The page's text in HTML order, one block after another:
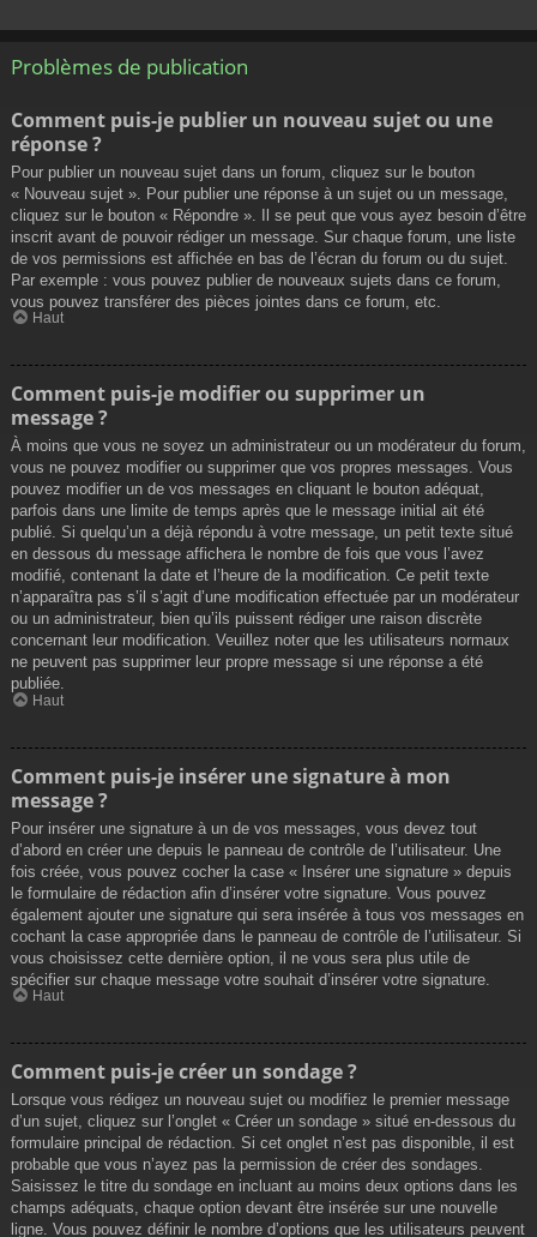
Problèmes de publication
Comment puis-je publier un nouveau sujet ou une
réponse ?
Pour publier un nouveau sujet dans un forum, cliquez sur le bouton
« Nouveau sujet ». Pour publier une réponse à un sujet ou un message,
cliquez sur le bouton « Répondre ». Il se peut que vous ayez besoin d’être
inscrit avant de pouvoir rédiger un message. Sur chaque forum, une liste
de vos permissions est affichée en bas de l’écran du forum ou du sujet.
Par exemple : vous pouvez publier de nouveaux sujets dans ce forum,
vous pouvez transférer des pièces jointes dans ce forum, etc.
Haut
Comment puis-je modifier ou supprimer un
message ?
À moins que vous ne soyez un administrateur ou un modérateur du forum,
vous ne pouvez modifier ou supprimer que vos propres messages. Vous
pouvez modifier un de vos messages en cliquant le bouton adéquat,
parfois dans une limite de temps après que le message initial ait été
publié. Si quelqu’un a déjà répondu à votre message, un petit texte situé
en dessous du message affichera le nombre de fois que vous l’avez
modifié, contenant la date et l’heure de la modification. Ce petit texte
n’apparaîtra pas s’il s’agit d’une modification effectuée par un modérateur
ou un administrateur, bien qu’ils puissent rédiger une raison discrète
concernant leur modification. Veuillez noter que les utilisateurs normaux
ne peuvent pas supprimer leur propre message si une réponse a été
publiée.
Haut
Comment puis-je insérer une signature à mon
message ?
Pour insérer une signature à un de vos messages, vous devez tout
d’abord en créer une depuis le panneau de contrôle de l’utilisateur. Une
fois créée, vous pouvez cocher la case « Insérer une signature » depuis
le formulaire de rédaction afin d’insérer votre signature. Vous pouvez
également ajouter une signature qui sera insérée à tous vos messages en
cochant la case appropriée dans le panneau de contrôle de l’utilisateur. Si
vous choisissez cette dernière option, il ne vous sera plus utile de
spécifier sur chaque message votre souhait d’insérer votre signature.
Haut
Comment puis-je créer un sondage ?
Lorsque vous rédigez un nouveau sujet ou modifiez le premier message
d’un sujet, cliquez sur l’onglet « Créer un sondage » situé en-dessous du
formulaire principal de rédaction. Si cet onglet n’est pas disponible, il est
probable que vous n’ayez pas la permission de créer des sondages.
Saisissez le titre du sondage en incluant au moins deux options dans les
champs adéquats, chaque option devant être insérée sur une nouvelle
ligne. Vous pouvez définir le nombre d’options que les utilisateurs peuvent